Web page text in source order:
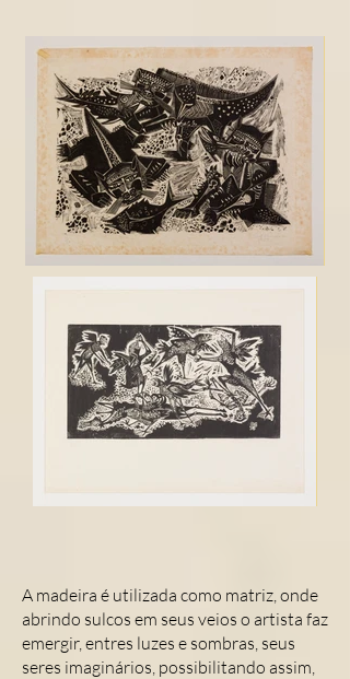
A madeira é utilizada como matriz, onde
abrindo sulcos em seus veios o artista faz
emergir, entres luzes e sombras, seus
seres imaginários, possibilitando assim,